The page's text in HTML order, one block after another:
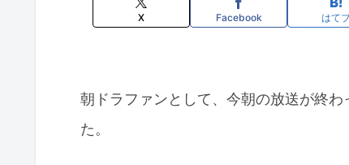
X Facebook はて
朝ドラファンとして、今朝の放送が終
た。